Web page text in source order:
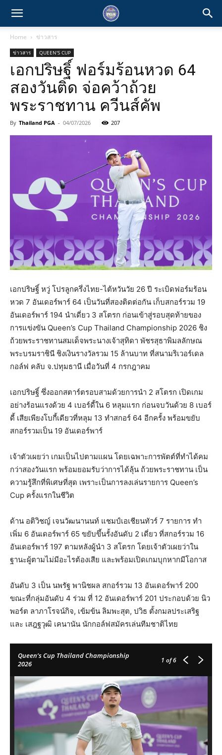
Home ข่าวสาร
ข่าวสาร QUEEN'S CUP
เอกปริษฐิ์ ฟอร์มร้อนหวด 64
สองวันติด จ่อคว้าถ้วย
พระราชทาน ควีนส์คัพ
By Thailand PGA - 04/07/2026 207
เอกปริษฐิ์ หวู่ โปรลูกครึ่งไทย-ไต้หวันวัย 26 ปี ระเบิดฟอร์มร้อน
หวด 7 อันเดอร์พาร์ 64 เป็นวันที่สองติดต่อกัน เก็บสกอร์รวม 19
อันเดอร์พาร์ 194 นำเดี่ยว 3 สโตรก ก่อนเข้าสู่รอบสุดท้ายของ
การแข่งขัน Queen’s Cup Thailand Championship 2026 ชิง
ถ้วยพระราชทานสมเด็จพระนางเจ้าสุทิดา พัชรสุธาพิมลลักษณ
พระบรมราชินี ชิงเงินรางวัลรวม 15 ล้านบาท ที่สนามริเวอร์เดล
กอล์ฟ คลับ จ.ปทุมธานี เมื่อวันที่ 4 กรกฎาคม
เอกปริษฐิ์ ซึ่งออกสตาร์ตรอบสามด้วยการนำ 2 สโตรก เปิดเกม
อย่างร้อนแรงด้วย 4 เบอร์ดี้ใน 6 หลุมแรก ก่อนจบวันด้วย 8 เบอร์
ดี้ เสียเพียงโบกี้เดียวที่หลุม 13 ทำสกอร์ 64 อีกครั้ง พร้อมขยับ
สกอร์รวมเป็น 19 อันเดอร์พาร์
เจ้าตัวเผยว่า เกมเป็นไปตามแผน โดยเฉพาะการพัตต์ที่ทำได้คม
กว่าสองวันแรก พร้อมยอมรับว่าการได้ลุ้น ถ้วยพระราชทาน เป็น
ความรู้สึกที่พิเศษที่สุด เพราะเป็นการลงเล่นรายการ Queen’s
Cup ครั้งแรกในชีวิต
ด้าน อติวิชญ์ เจนวัฒนานนท์ แชมป์เอเชียนทัวร์ 7 รายการ ทำ
เพิ่ม 6 อันเดอร์พาร์ 65 ขยับขึ้นรั้งอันดับ 2 เดี่ยว ที่สกอร์รวม 16
อันเดอร์พาร์ 197 ตามหลังผู้นำ 3 สโตรก โดยเจ้าตัวเผยว่าใน
ฐานะผู้ตามไม่มีอะไรต้องเสีย และพร้อมเปิดเกมบุกหากมีโอกาส
อันดับ 3 เป็น นพรัฐ พานิชผล สกอร์รวม 13 อันเดอร์พาร์ 200
ขณะที่กลุ่มอันดับ 4 ร่วม ที่ 12 อันเดอร์พาร์ 201 ประกอบด้วย นิว
พอร์ต ลาภาโรจน์กิจ, เข้มข้น ลิมพะสุต, ปวิธ ตั้งกมลประเสริฐ
และ เสฎฐวุฒิ เคนานัน นักกอล์ฟสมัครเล่นทีมชาติไทย
Queen’s Cup Thailand Championship
2026
1 of 6